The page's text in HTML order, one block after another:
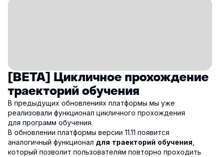
[BETA] Цикличное прохождение
траекторий обучения
В предыдущих обновлениях платформы мы уже
реализовали функционал цикличного прохождения
для программ обучения.
В обновлении платформы версии 11.11 появится
аналогичный функционал для траекторий обучения
который позволит пользователям повторно проходить